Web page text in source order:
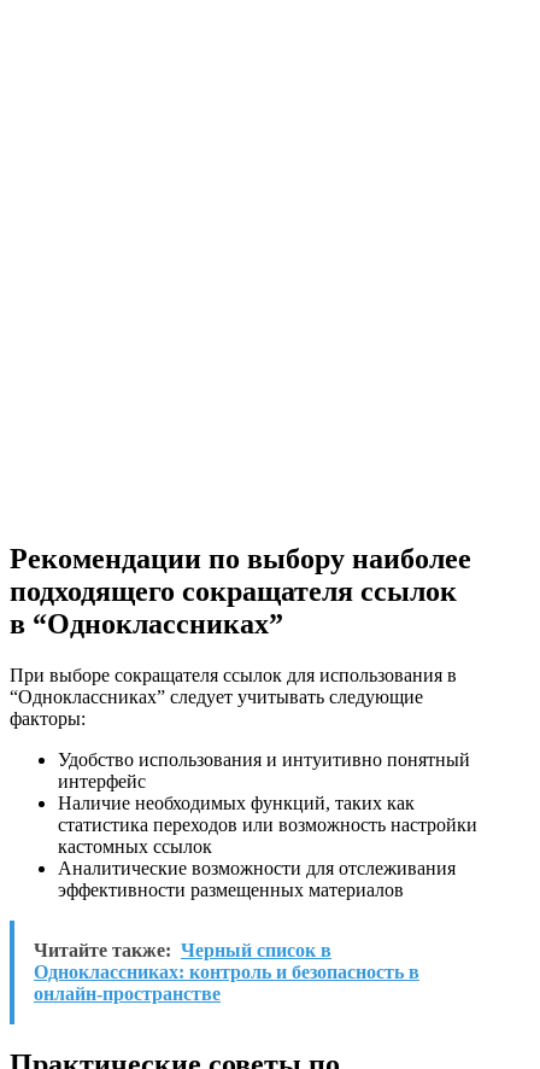
Рекомендации по выбору наиболее
подходящего сокращателя ссылок
в “Одноклассниках”
При выборе сокращателя ссылок для использования в
“Одноклассниках” следует учитывать следующие
факторы:
Удобство использования и интуитивно понятный
интерфейс
Наличие необходимых функций, таких как
статистика переходов или возможность настройки
кастомных ссылок
Аналитические возможности для отслеживания
эффективности размещенных материалов
Читайте также: Черный список в
Одноклассниках: контроль и безопасность в
онлайн-пространстве